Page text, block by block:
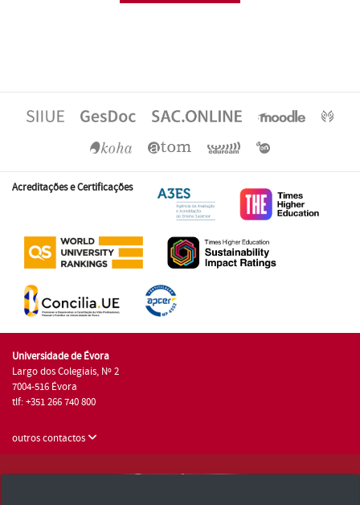
Acreditações e Certificações
Universidade de Évora
Largo dos Colegiais, Nº 2
7004-516 Évora
tlf: +351 266 740 800
outros contactos